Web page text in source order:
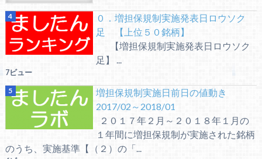
０．増担保規制実施発表日ロウソク
足 【上位５０銘柄】
【増担保規制実施発表日ロウソク
足】 ...
7ビュー
増担保規制実施日前日の値動き
2017/02～2018/01
２０１７年２月～２０１８年１月の
１年間に増担保規制が実施された銘柄
のうち、実施基準【（２）の「...